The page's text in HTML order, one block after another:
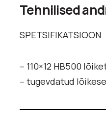
Tehnilised
SPETSIFIKATSIOON
– 110×12 HB500
– tugevdatud